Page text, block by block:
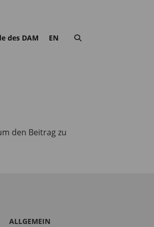
des DAM EN
den Beitrag zu
ALLGEMEIN